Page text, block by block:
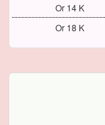
Or 14 K
Or 18 K